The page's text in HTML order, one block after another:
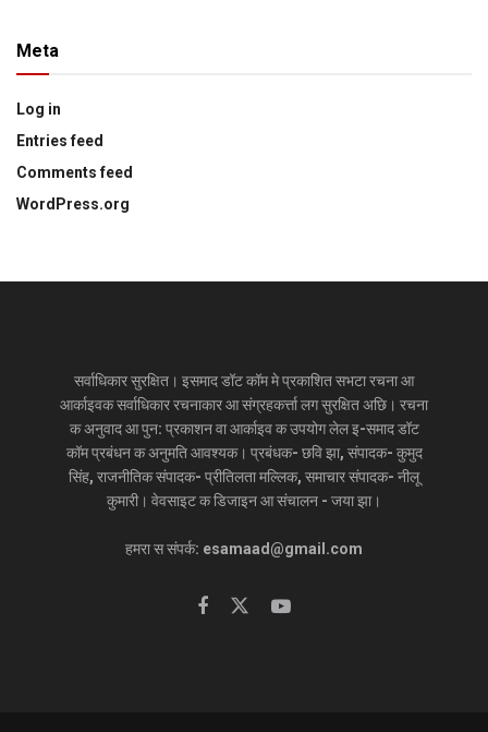
Meta
Log in
Entries feed
Comments feed
WordPress.org
सर्वाधिकार सुरक्षित। इसमाद डॉट कॉम मे प्रकाशित सभटा रचना आ
आर्काइवक सर्वाधिकार रचनाकार आ संग्रहकर्त्ता लग सुरक्षित अछि। रचना
क अनुवाद आ पुन: प्रकाशन वा आर्काइव क उपयोग लेल इ-समाद डॉट
कॉम प्रबंधन क अनुमति आवश्यक। प्रबंधक- छवि झा, संपादक- कुमुद
सिंह, राजनीतिक संपादक- प्रीतिलता मल्लिक, समाचार संपादक- नीलू
कुमारी। वेवसाइट क डिजाइन आ संचालन - जया झा।
हमरा स संपर्क: esamaad@gmail.com